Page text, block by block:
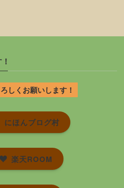
しくお願いします！
にほんブログ村
楽天ROOM